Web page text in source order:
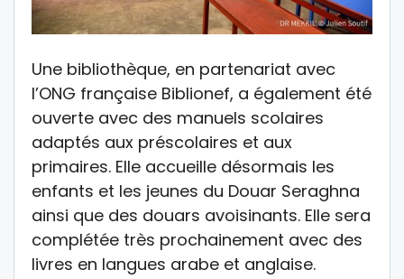
Une bibliothèque, en partenariat avec
l’ONG française Biblionef, a également été
ouverte avec des manuels scolaires
adaptés aux préscolaires et aux
primaires. Elle accueille désormais les
enfants et les jeunes du Douar Seraghna
ainsi que des douars avoisinants. Elle sera
complétée très prochainement avec des
livres en langues arabe et anglaise.